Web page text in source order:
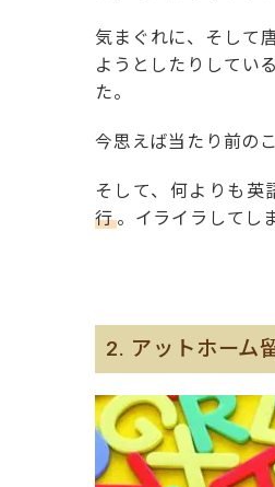
気まぐれに、そして
ようとしたりしてい
た。
今思えば当たり前の
そして、何よりも
行。イライラしてし
2. アットホーム